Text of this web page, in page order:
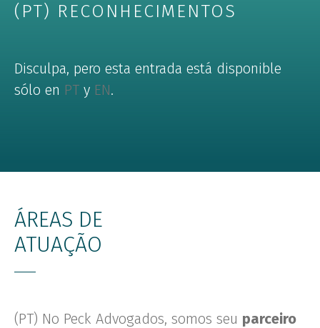
(PT) RECONHECIMENTOS
Disculpa, pero esta entrada está disponible
sólo en PT y EN.
ÁREAS DE
ATUAÇÃO
(PT) No Peck Advogados, somos seu parceiro